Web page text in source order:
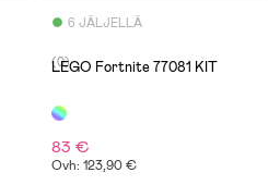
6 JÄLJELLÄ
(0)
LEGO Fortnite 77081 KIT
83 €
Ovh: 123,90 €